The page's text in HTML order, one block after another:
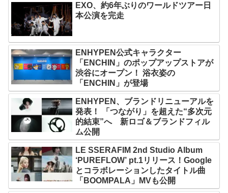
EXO、約6年ぶりのワールドツアー日
本公演を完走
ENHYPEN公式キャラクター
「ENCHIN」のポップアップストアが
渋谷にオープン！ 浴衣姿の
「ENCHIN」が登場
ENHYPEN、ブランドリニューアルを
発表！ 「つながり」を超えた“多次元
的結束”へ 新ロゴ＆ブランドフィル
ム公開
LE SSERAFIM 2nd Studio Album
‘PUREFLOW’ pt.1リリース！Google
とコラボレーションしたタイトル曲
「BOOMPALA」MVも公開